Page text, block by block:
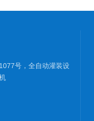
号，全自动灌装设